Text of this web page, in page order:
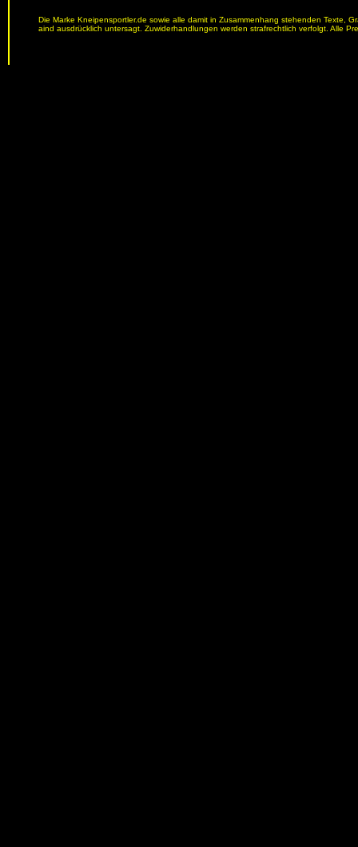
Die Marke Kneipensportler.de sowie alle damit in Zusammenhang stehenden Texte,
aind ausdrücklich untersagt. Zuwiderhandlungen werden strafrechtlich verfolgt. Alle